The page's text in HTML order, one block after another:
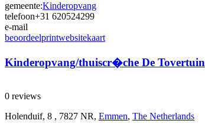
gemeente:Kinderopvang
telefoon+31 620524299
e-mail
beoordeelprintwebsitekaart
Kinderopvang/thuiscr�che De Tovertuin
0 reviews
Holenduif, 8 , 7827 NR, Emmen, The Netherlands